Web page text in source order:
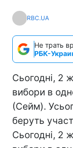
RBC.UA
Не трать
РБК-
Сьогодні, 2
вибори в
(Сейм).
беруть
Сьогодні, 2